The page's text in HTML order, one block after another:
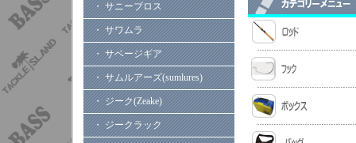
・ サニーブロス
・ サワムラ
・ サベージギア
・ サムルアーズ(sumlures)
・ ジーク(Zeake)
・ ジークラック